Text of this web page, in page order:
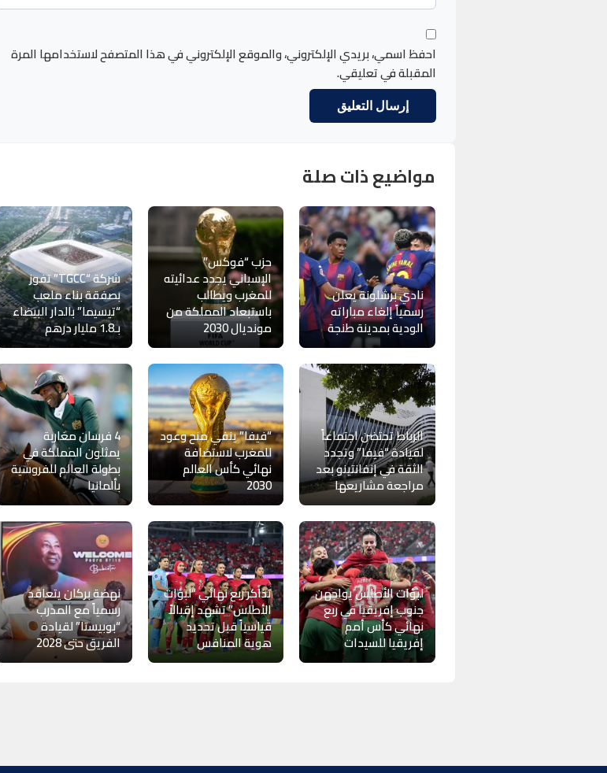
احفظ اسمي، بريدي الإلكتروني، والموقع الإلكتروني في هذا المتصفح لاستخدامها المرة
المقبلة في تعليقي.
مواضيع ذات صلة
نادي برشلونة يعلن
رسمياً إلغاء مباراته
الودية بمدينة طنجة
حزب “فوكس”
الإسباني يجدد عدائيته
للمغرب ويطالب
باستبعاد المملكة من
مونديال 2030
شركة “TGCC” تفوز
بصفقة بناء ملعب
“تيسيما” بالدار البيضاء
بـ1.8 مليار درهم
الرباط تحتضن اجتماعاً
لقيادة “فيفا” وتجدد
الثقة في إنفانتينو بعد
مراجعة مشاريعها
“فيفا” ينفي منح وعود
للمغرب لاستضافة
نهائي كأس العالم
2030
4 فرسان مغاربة
يمثلون المملكة في
بطولة العالم للفروسية
بألمانيا
لبؤات الأطلس يواجهن
جنوب إفريقيا في ربع
نهائي كأس أمم
إفريقيا للسيدات
تذاكر ربع نهائي “لبؤات
الأطلس” تشهد إقبالاً
قياسياً قبل تحديد
هوية المنافس
نهضة بركان يتعاقد
رسمياً مع المدرب
“بوبيستا” لقيادة
الفريق حتى 2028